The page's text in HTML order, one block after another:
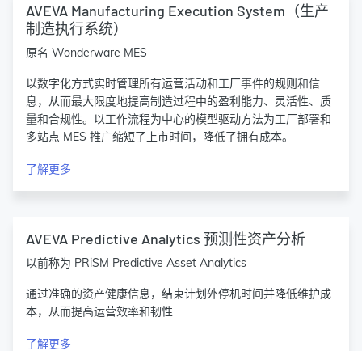
AVEVA Manufacturing Execution System（生产
制造执行系统）
原名 Wonderware MES
以数字化方式实时管理所有运营活动和工厂事件的规则和信
息，从而最大限度地提高制造过程中的盈利能力、灵活性、质
量和合规性。以工作流程为中心的模型驱动方法为工厂部署和
多站点 MES 推广缩短了上市时间，降低了拥有成本。
了解更多
AVEVA Predictive Analytics 预测性资产分析
以前称为 PRiSM Predictive Asset Analytics
通过准确的资产健康信息，结束计划外停机时间并降低维护成
本，从而提高运营效率和韧性
了解更多